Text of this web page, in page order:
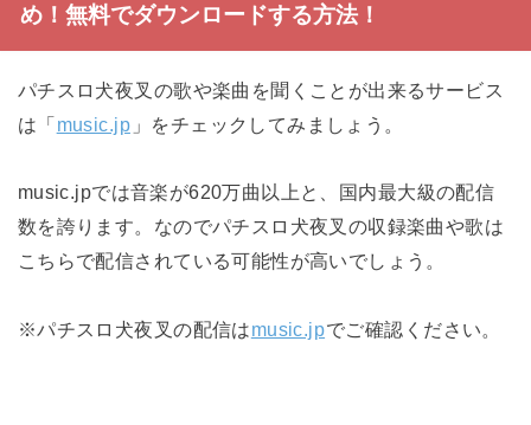
め！無料でダウンロードする方法！
パチスロ犬夜叉の歌や楽曲を聞くことが出来るサービス
は「music.jp 」をチェックしてみましょう。
music.jpでは音楽が620万曲以上と、国内最大級の配信
数を誇ります。なのでパチスロ犬夜叉の収録楽曲や歌は
こちらで配信されている可能性が高いでしょう。
※パチスロ犬夜叉の配信はmusic.jpでご確認ください。